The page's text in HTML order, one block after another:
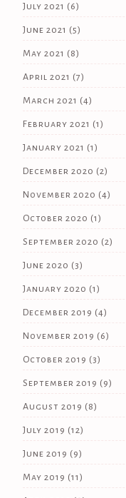
July 2021 (6)
June 2021 (5)
May 2021 (8)
April 2021 (7)
March 2021 (4)
February 2021 (1)
January 2021 (1)
December 2020 (2)
November 2020 (4)
October 2020 (1)
September 2020 (2)
June 2020 (3)
January 2020 (1)
December 2019 (4)
November 2019 (6)
October 2019 (3)
September 2019 (9)
August 2019 (8)
July 2019 (12)
June 2019 (9)
May 2019 (11)